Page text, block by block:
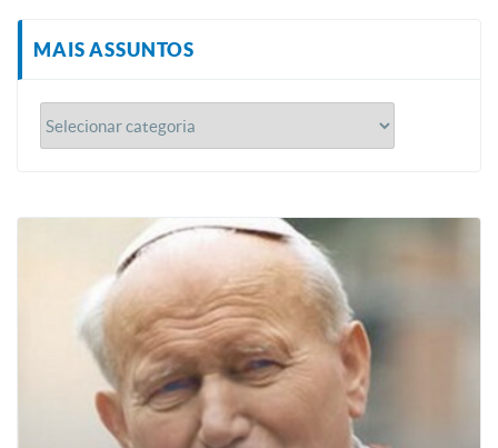
MAIS ASSUNTOS